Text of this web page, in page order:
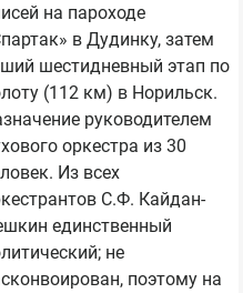
на пароходе
в Дудинку, затем
шестидневный этап по
(112 км) в Норильск.
руководителем
оркестра из 30
Из всех
С.Ф. Кайдан-
единственный
не
поэтому на